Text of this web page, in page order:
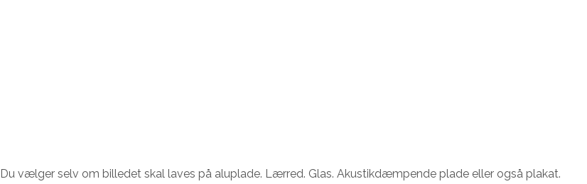
vælger selv om billedet skal laves på aluplade. Lærred. Glas. Akustikdæmpende plade eller også plakat.